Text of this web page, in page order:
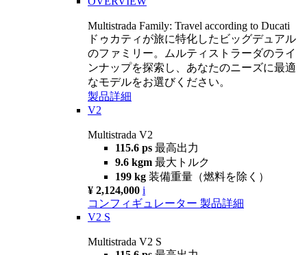
Multistrada Family: Travel according to Ducati
ドゥカティが旅に特化したビッグデュアル
のファミリー。ムルティストラーダのライ
ンナップを探索し、あなたのニーズに最適
なモデルをお選びください。
製品詳細
V2
Multistrada V2
115.6 ps 最高出力
9.6 kgm 最大トルク
199 kg 装備重量（燃料を除く）
¥ 2,124,000 i
コンフィギュレーター 製品詳細
V2 S
Multistrada V2 S